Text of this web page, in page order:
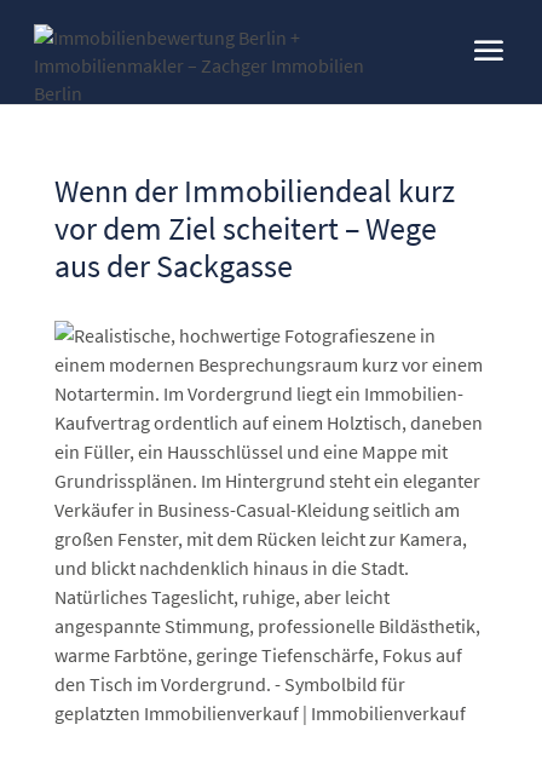
Wenn der Immobiliendeal kurz
vor dem Ziel scheitert – Wege
aus der Sackgasse